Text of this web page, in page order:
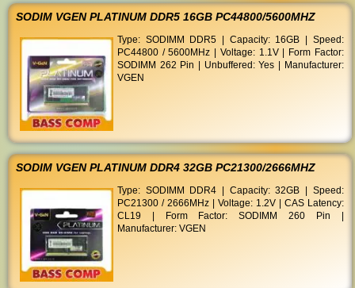
SODIM VGEN PLATINUM DDR5 16GB PC44800/5600MHZ
Type: SODIMM DDR5 | Capacity: 16GB | Speed:
PC44800 / 5600MHz | Voltage: 1.1V | Form Factor:
SODIMM 262 Pin | Unbuffered: Yes | Manufacturer:
VGEN
SODIM VGEN PLATINUM DDR4 32GB PC21300/2666MHZ
Type: SODIMM DDR4 | Capacity: 32GB | Speed:
PC21300 / 2666MHz | Voltage: 1.2V | CAS Latency:
CL19 | Form Factor: SODIMM 260 Pin |
Manufacturer: VGEN